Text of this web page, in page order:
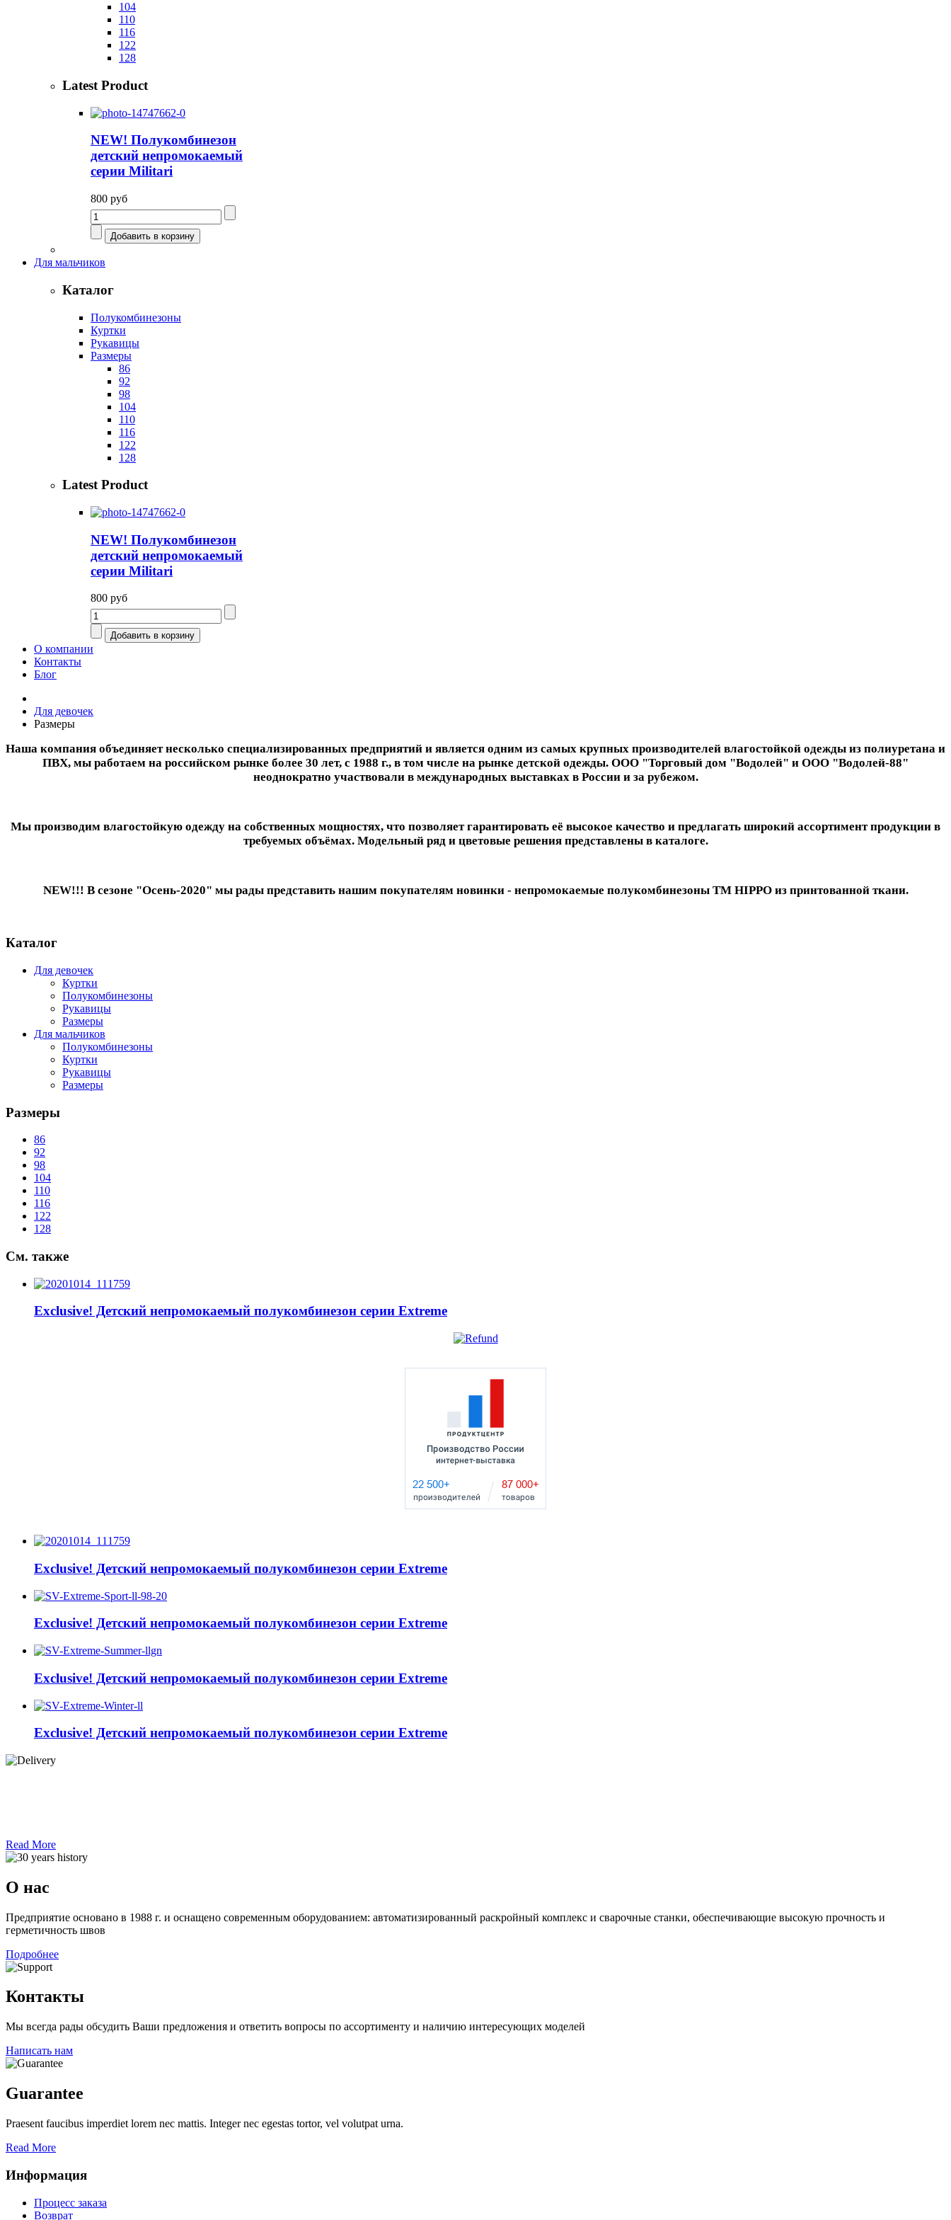
104
110
116
122
128
Latest Product
NEW! Полукомбинезон
детский непромокаемый
серии Militari
800 руб
Для мальчиков
Каталог
Полукомбинезоны
Куртки
Рукавицы
Размеры
86
92
98
104
110
116
122
128
Latest Product
NEW! Полукомбинезон
детский непромокаемый
серии Militari
800 руб
О компании
Контакты
Блог
Для девочек
Размеры
Наша компания объединяет несколько специализированных предприятий и является одним из самых крупных производителей влагостойкой одежды из полиуретана и
ПВХ, мы работаем на российском рынке более 30 лет, с 1988 г., в том числе на рынке детской одежды. ООО "Торговый дом "Водолей" и ООО "Водолей-88"
неоднократно участвовали в международных выставках в России и за рубежом.
Мы производим влагостойкую одежду на собственных мощностях, что позволяет гарантировать её высокое качество и предлагать широкий ассортимент продукции в
требуемых объёмах. Модельный ряд и цветовые решения представлены в каталоге.
NEW!!! В сезоне "Осень-2020" мы рады представить нашим покупателям новинки - непромокаемые полукомбинезоны ТМ HIPPO из принтованной ткани.
Каталог
Для девочек
Куртки
Полукомбинезоны
Рукавицы
Размеры
Для мальчиков
Полукомбинезоны
Куртки
Рукавицы
Размеры
Размеры
86
92
98
104
110
116
122
128
См. также
Exclusive! Детский непромокаемый полукомбинезон серии Extreme
Exclusive! Детский непромокаемый полукомбинезон серии Extreme
Exclusive! Детский непромокаемый полукомбинезон серии Extreme
Exclusive! Детский непромокаемый полукомбинезон серии Extreme
Exclusive! Детский непромокаемый полукомбинезон серии Extreme
Read More
О нас
Предприятие основано в 1988 г. и оснащено современным оборудованием: автоматизированный раскройный комплекс и сварочные станки, обеспечивающие высокую прочность и
герметичность швов
Подробнее
Контакты
Мы всегда рады обсудить Ваши предложения и ответить вопросы по ассортименту и наличию интересующих моделей
Написать нам
Guarantee
Praesent faucibus imperdiet lorem nec mattis. Integer nec egestas tortor, vel volutpat urna.
Read More
Информация
Процесс заказа
Возврат